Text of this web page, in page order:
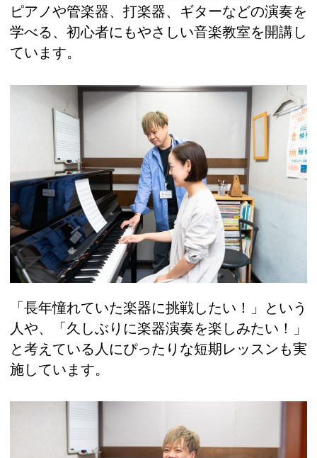
ピアノや管楽器、打楽器、ギターなどの演奏を
学べる、初心者にもやさしい音楽教室を開講し
ています。
「長年憧れていた楽器に挑戦したい！」という
人や、「久しぶりに楽器演奏を楽しみたい！」
と考えている人にぴったりな短期レッスンも実
施しています。